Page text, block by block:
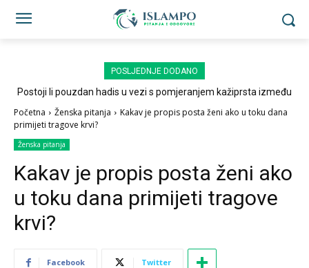
POSLJEDNJE DODANO
Postoji li pouzdan hadis u vezi s pomjeranjem kažiprsta između
Početna Ženska pitanja
Kakav je propis posta ženi ako u toku dana
primijeti tragove krvi?
Ženska pitanja
Kakav je propis posta ženi ako
u toku dana primijeti tragove
krvi?
Facebook Twitter